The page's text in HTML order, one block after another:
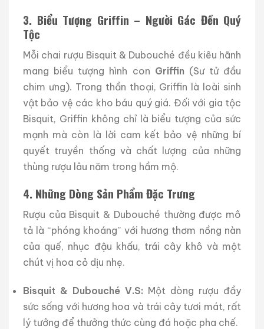
3. Biểu Tượng Griffin – Người Gác Đền Quý
Tộc
Mỗi chai rượu Bisquit & Dubouché đều kiêu hãnh
mang biểu tượng hình con Griffin (Sư tử đầu
chim ưng). Trong thần thoại, Griffin là loài sinh
vật bảo vệ các kho báu quý giá. Đối với gia tộc
Bisquit, Griffin không chỉ là biểu tượng của sức
mạnh mà còn là lời cam kết bảo vệ những bí
quyết truyền thống và chất lượng của những
thùng rượu lâu năm trong hầm mộ.
4. Những Dòng Sản Phẩm Đặc Trưng
Rượu của Bisquit & Dubouché thường được mô
tả là “phóng khoáng” với hương thơm nồng nàn
của quế, nhục đậu khấu, trái cây khô và một
chút vị hoa cỏ dịu nhẹ.
Bisquit & Dubouché V.S: Một dòng rượu đầy
sức sống với hương hoa và trái cây tươi mát, rất
lý tưởng để thưởng thức cùng đá hoặc pha chế.